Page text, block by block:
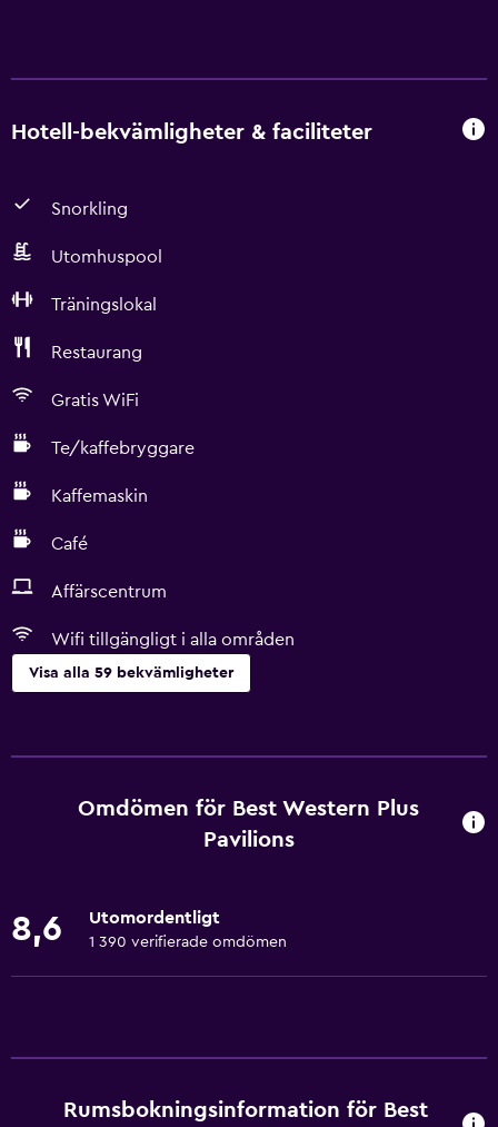
Hotell-bekvämligheter & faciliteter
Snorkling
Utomhuspool
Träningslokal
Restaurang
Gratis WiFi
Te/kaffebryggare
Kaffemaskin
Café
Affärscentrum
Wifi tillgängligt i alla områden
Visa alla 59 bekvämligheter
Handikappvänligt
Toalett med stödhandtag
Rökningsområden
Affärscentrum
Omdömen för Best Western Plus
Pavilions
8,6 Utomordentligt
1 390 verifierade omdömen
Rumsbokningsinformation för Best